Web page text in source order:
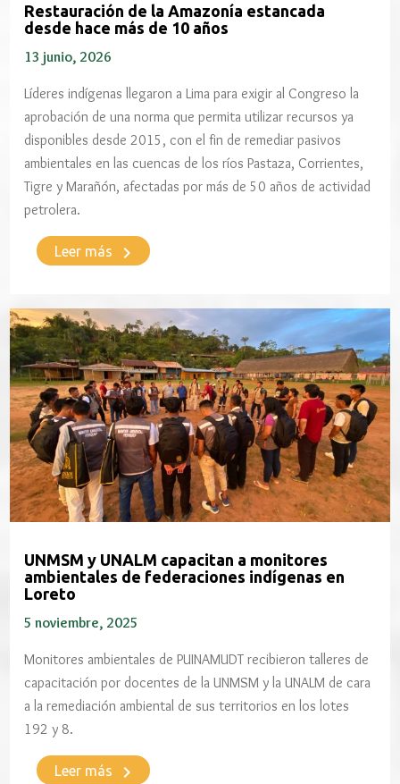
Restauración de la Amazonía estancada
desde hace más de 10 años
13 junio, 2026
Líderes indígenas llegaron a Lima para exigir al Congreso la
aprobación de una norma que permita utilizar recursos ya
disponibles desde 2015, con el fin de remediar pasivos
ambientales en las cuencas de los ríos Pastaza, Corrientes,
Tigre y Marañón, afectadas por más de 50 años de actividad
petrolera.
Leer más keyboard_arrow_right
UNMSM y UNALM capacitan a monitores
ambientales de federaciones indígenas en
Loreto
5 noviembre, 2025
Monitores ambientales de PUINAMUDT recibieron talleres de
capacitación por docentes de la UNMSM y la UNALM de cara
a la remediación ambiental de sus territorios en los lotes
192 y 8.
Leer más keyboard_arrow_right